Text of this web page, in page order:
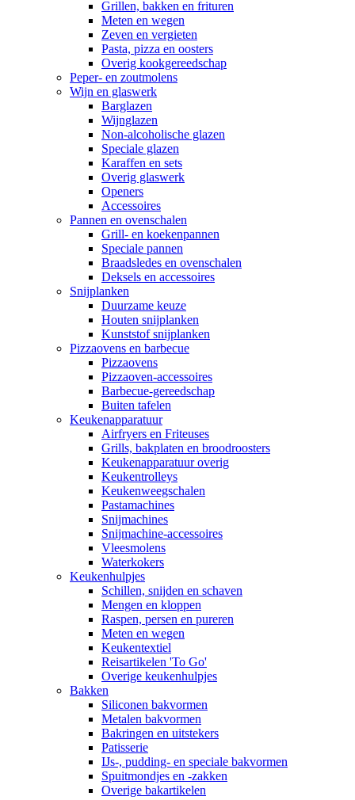
Grillen, bakken en frituren
Meten en wegen
Zeven en vergieten
Pasta, pizza en oosters
Overig kookgereedschap
Peper- en zoutmolens
Wijn en glaswerk
Barglazen
Wijnglazen
Non-alcoholische glazen
Speciale glazen
Karaffen en sets
Overig glaswerk
Openers
Accessoires
Pannen en ovenschalen
Grill- en koekenpannen
Speciale pannen
Braadsledes en ovenschalen
Deksels en accessoires
Snijplanken
Duurzame keuze
Houten snijplanken
Kunststof snijplanken
Pizzaovens en barbecue
Pizzaovens
Pizzaoven-accessoires
Barbecue-gereedschap
Buiten tafelen
Keukenapparatuur
Airfryers en Friteuses
Grills, bakplaten en broodroosters
Keukenapparatuur overig
Keukentrolleys
Keukenweegschalen
Pastamachines
Snijmachines
Snijmachine-accessoires
Vleesmolens
Waterkokers
Keukenhulpjes
Schillen, snijden en schaven
Mengen en kloppen
Raspen, persen en pureren
Meten en wegen
Keukentextiel
Reisartikelen 'To Go'
Overige keukenhulpjes
Bakken
Siliconen bakvormen
Metalen bakvormen
Bakringen en uitstekers
Patisserie
IJs-, pudding- en speciale bakvormen
Spuitmondjes en -zakken
Overige bakartikelen